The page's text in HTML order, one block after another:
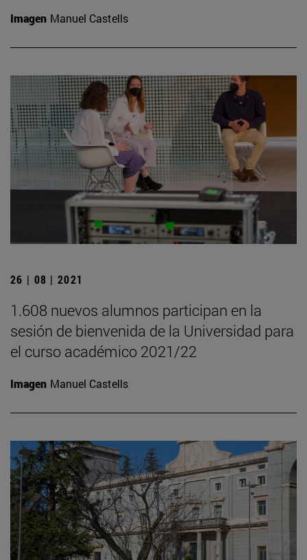
Imagen Manuel Castells
26 | 08 | 2021
1.608 nuevos alumnos participan en la
sesión de bienvenida de la Universidad para
el curso académico 2021/22
Imagen Manuel Castells